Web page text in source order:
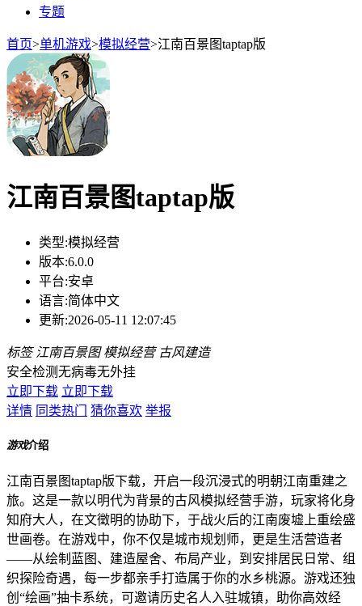
专题
首页>单机游戏>模拟经营>江南百景图taptap版
江南百景图taptap版
类型:模拟经营
版本:6.0.0
平台:安卓
语言:简体中文
更新:2026-05-11 12:07:45
标签 江南百景图 模拟经营 古风建造
安全检测无病毒无外挂
立即下载 立即下载
详情 同类热门 猜你喜欢 举报
游戏介绍
江南百景图taptap版下载，开启一段沉浸式的明朝江南重建之
旅。这是一款以明代为背景的古风模拟经营手游，玩家将化身
知府大人，在文徵明的协助下，于战火后的江南废墟上重绘盛
世画卷。在游戏中，你不仅是城市规划师，更是生活营造者
——从绘制蓝图、建造屋舍、布局产业，到安排居民日常、组
织探险奇遇，每一步都亲手打造属于你的水乡桃源。游戏还独
创“绘画”抽卡系统，可邀请历史名人入驻城镇，助你高效经